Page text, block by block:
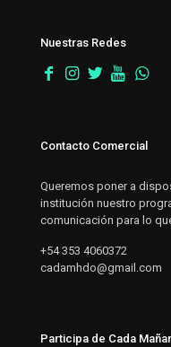
Nuestras Redes
Contacto Comercial
Queremos poner a
institución nuestro
comunicación para lo
+54 353 4060372
cadamhdo@gmail.com
Participa de Cada